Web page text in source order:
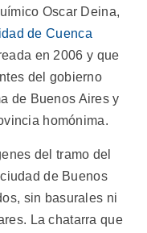
Oscar Deina,
de Cuenca
en 2006 y que
del gobierno
de Buenos Aires y
homónima.
del tramo del
de Buenos
sin basurales ni
La chatarra que